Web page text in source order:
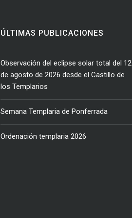
ÚLTIMAS PUBLICACIONES
Observación del eclipse solar total del 12
de agosto de 2026 desde el Castillo de
los Templarios
Semana Templaria de Ponferrada
Ordenación templaria 2026